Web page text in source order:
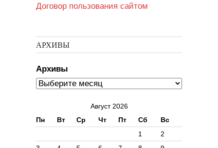
Договор пользования сайтом
АРХИВЫ
Архивы
Август 2026
Пн
Вт Ср Чт Пт Сб Вс
1
2